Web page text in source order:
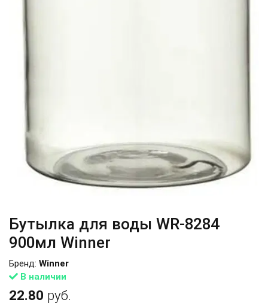
Бутылка для воды WR-8284
900мл Winner
В наличии
Бренд: Winner
22.80 руб.